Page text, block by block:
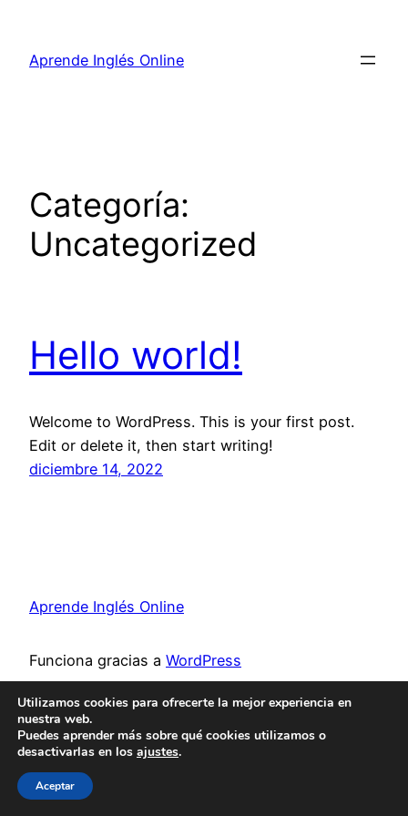
Aprende Inglés Online
Categoría:
Uncategorized
Hello world!
Welcome to WordPress. This is your first post.
Edit or delete it, then start writing!
diciembre 14, 2022
Aprende Inglés Online
Funciona gracias a WordPress
Utilizamos cookies para ofrecerte la mejor experiencia en
nuestra web.
Puedes aprender más sobre qué cookies utilizamos o
desactivarlas en los ajustes.
Aceptar